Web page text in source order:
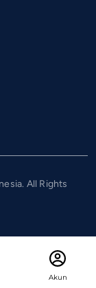
Akun
All Rights